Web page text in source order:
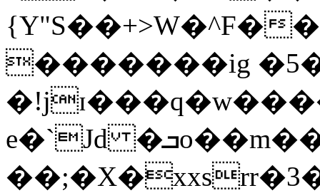
{Y"S��+>W�^F�
�������ig
e�`Jd �ܒo��m��1��d|